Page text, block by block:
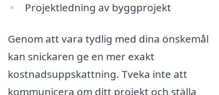
Projektledning av byggprojekt
Genom att vara tydlig med dina önskemål
kan snickaren ge en mer exakt
kostnadsuppskattning. Tveka inte att
kommunicera om ditt projekt och ställa